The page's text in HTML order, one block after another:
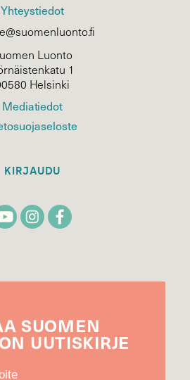
Yhteystiedot
Luonto
1
Helsinki
Mediatiedot
KIRJAUDU
SUOMEN
UUTIS­KIRJE